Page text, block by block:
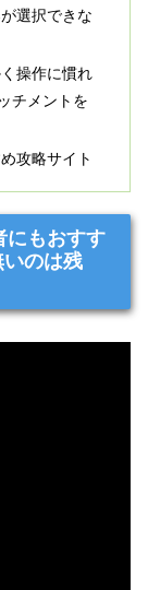
選択できな
操作に慣れ
チメントを
攻略サイト
にもおすす
のは残